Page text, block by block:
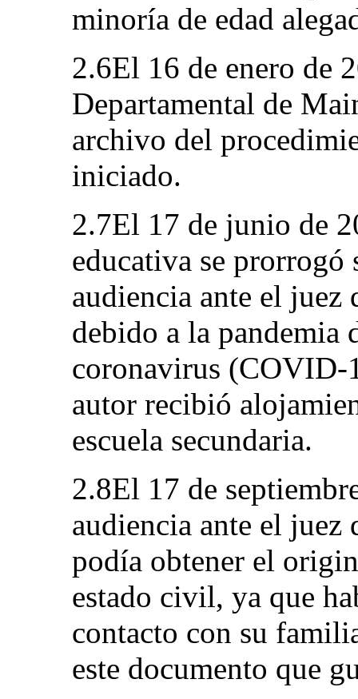
minoría de edad
2.6El 16 de enero de
Departamental de
archivo del
iniciado.
2.7El 17 de junio de
educativa se prorrogó
audiencia ante el juez
debido a la pandemia
coronavirus (COVID-
autor recibió
escuela secundaria.
2.8El 17 de
audiencia ante el juez
podía obtener el
estado civil, ya que
contacto con su
este documento que